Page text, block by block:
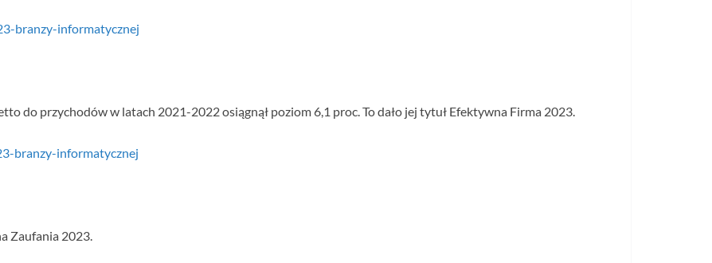
branzy-informatycznej
do przychodów w latach 2021-2022 osiągnął poziom 6,1 proc. To dało jej tytuł Efektywna Firma 2023.
branzy-informatycznej
Zaufania 2023.